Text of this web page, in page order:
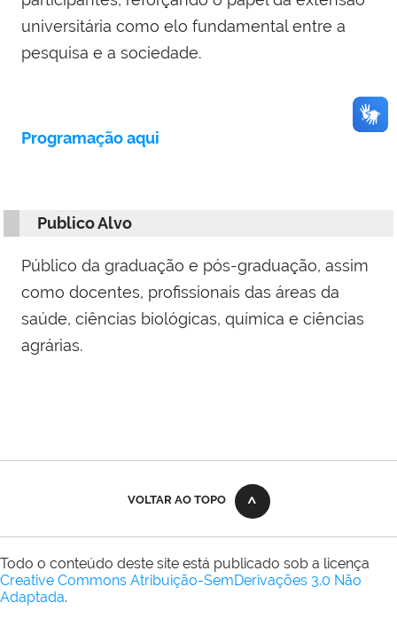
universitária como elo fundamental entre a
pesquisa e a sociedade.
Programação aqui
Publico Alvo
Público da graduação e pós-graduação, assim
como docentes, profissionais das áreas da
saúde, ciências biológicas, química e ciências
agrárias.
VOLTAR AO TOPO
Todo o conteúdo deste site está publicado sob a licença
Creative Commons Atribuição-SemDerivações 3.0 Não
Adaptada.